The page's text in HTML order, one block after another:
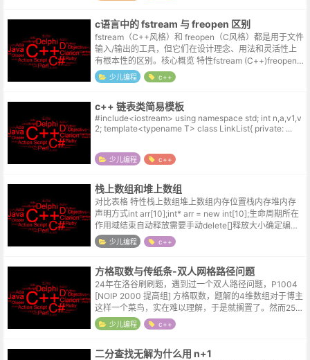
c语言中的 fstream 与 freopen 区别
fstream（C++风格）和 freopen（C风格）都是用于文件
输入/输出的工具，但它们在设计理念、用法和灵活性上
有根本性的区别。核心概览 特性fstream (C++)freopen
(C)所属语言标准C++C编程范式面向对象 ...
少儿编程 c++
c++ 链表类简易模板
#include<iostream> using namespace std; int n,a,v1,v
2; template<typename T> class LinkList{ private: ...
少儿编程 c++
栈上数组和堆上数组
对比表格 特性栈上数组堆上数组内存位置栈内存堆内存
声明方式int arr[10];int* arr = new int[10];生命周期所在
作用域结束自动释放需要手动delete[]释放大小确定编译
时确定（必须是常量）运行时确定（可以...
少儿编程 c++
方格取数与传纸条-双人网格路径问题
24年在洛谷刷刷题，遇到过一个双人路径问题，P1004
[NOIP 2000 提高组] 方格取数，题解的4维数组对于博主
这样一个菜鸟，实在难以理解，于是就搁置了。然而25年
的时候又遇到了P1006 [NOIP 2008 提高组] 传纸...
少儿编程 c++
二分查找无解为什么用 n+1